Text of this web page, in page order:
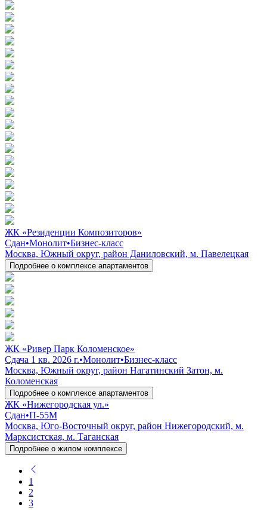
ЖК «Резиденции Композиторов»
Сдан•Монолит•Бизнес-класс
Москва, Южный округ, район Даниловский, м. Павелецкая
Подробнее о комплексе апартаментов
ЖК «Ривер Парк Коломенское»
Сдача 1 кв. 2026 г.•Монолит•Бизнес-класс
Москва, Южный округ, район Нагатинский Затон, м.
Коломенская
Подробнее о комплексе апартаментов
ЖК «Нижегородская ул.»
Сдан•П-55М
Москва, Юго-Восточный округ, район Нижегородский, м.
Марксистская, м. Таганская
Подробнее о жилом комплексе
1
2
3